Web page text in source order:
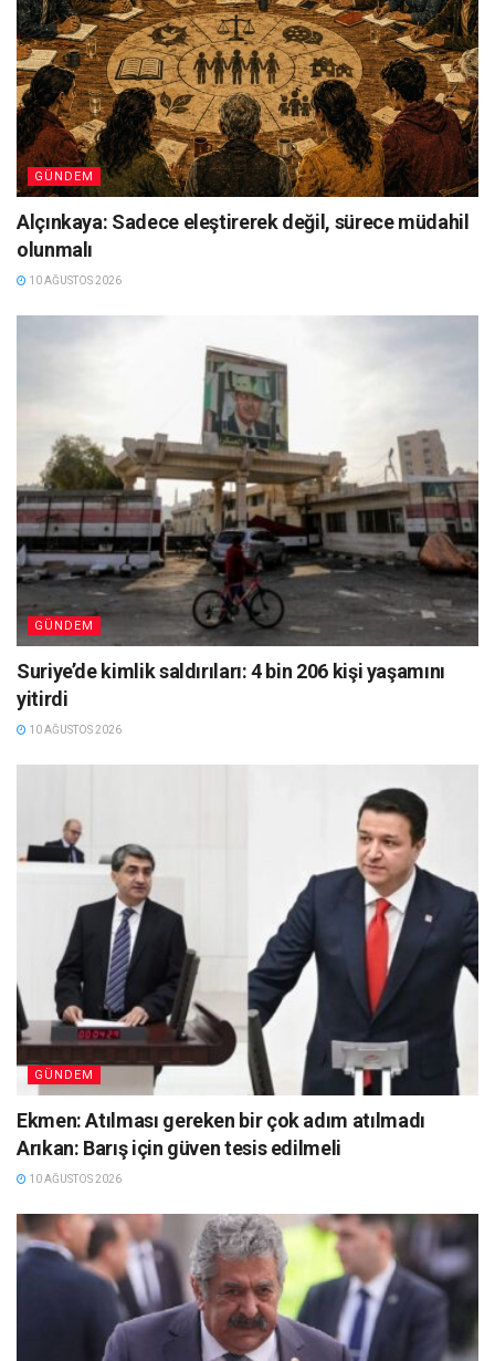
GÜNDEM
Alçınkaya: Sadece eleştirerek değil, sürece müdahil
olunmalı
10 AĞUSTOS 2026
GÜNDEM
Suriye’de kimlik saldırıları: 4 bin 206 kişi yaşamını
yitirdi
10 AĞUSTOS 2026
GÜNDEM
Ekmen: Atılması gereken bir çok adım atılmadı
Arıkan: Barış için güven tesis edilmeli
10 AĞUSTOS 2026